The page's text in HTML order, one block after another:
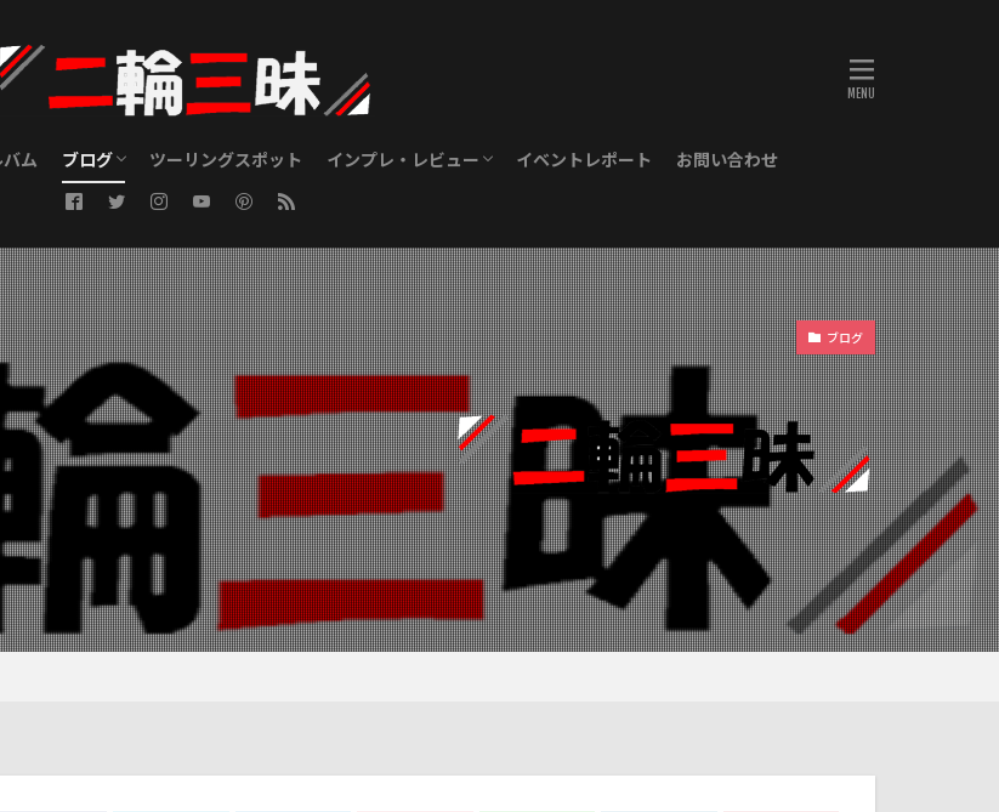
ム ブログ
ツーリングブログ
メンテナンスブログ
カスタムブログ
ツーリングスポット インプレ・レビュー イベントレポート お問い合わせ
ブログ